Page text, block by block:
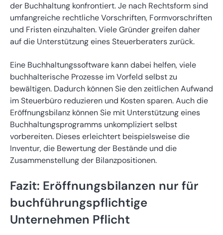
der Buchhaltung konfrontiert. Je nach Rechtsform sind
umfangreiche rechtliche Vorschriften, Formvorschriften
und Fristen einzuhalten. Viele Gründer greifen daher
auf die Unterstützung eines Steuerberaters zurück.
Eine Buchhaltungssoftware kann dabei helfen, viele
buchhalterische Prozesse im Vorfeld selbst zu
bewältigen. Dadurch können Sie den zeitlichen Aufwand
im Steuerbüro reduzieren und Kosten sparen. Auch die
Eröffnungsbilanz können Sie mit Unterstützung eines
Buchhaltungsprogramms unkompliziert selbst
vorbereiten. Dieses erleichtert beispielsweise die
Inventur, die Bewertung der Bestände und die
Zusammenstellung der Bilanzpositionen.
Fazit: Eröffnungsbilanzen nur für
buchführungspflichtige
Unternehmen Pflicht